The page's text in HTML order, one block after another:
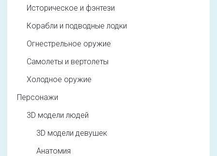
Историческое и фэнтези
Корабли и подводные лодки
Огнестрельное оружие
Самолеты и вертолеты
Холодное оружие
Персонажи
3D модели людей
3D модели девушек
Анатомия